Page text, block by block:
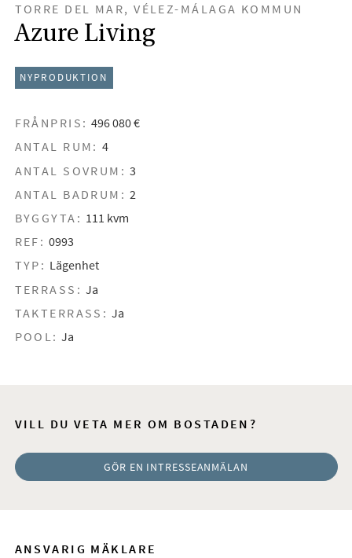
TORRE DEL MAR, VÉLEZ-MÁLAGA KOMMUN
Azure Living
NYPRODUKTION
FRÅNPRIS: 496 080 €
ANTAL RUM: 4
ANTAL SOVRUM: 3
ANTAL BADRUM: 2
BYGGYTA: 111 kvm
REF: 0993
TYP: Lägenhet
TERRASS: Ja
TAKTERRASS: Ja
POOL: Ja
VILL DU VETA MER OM BOSTADEN?
GÖR EN INTRESSEANMÄLAN
ANSVARIG MÄKLARE